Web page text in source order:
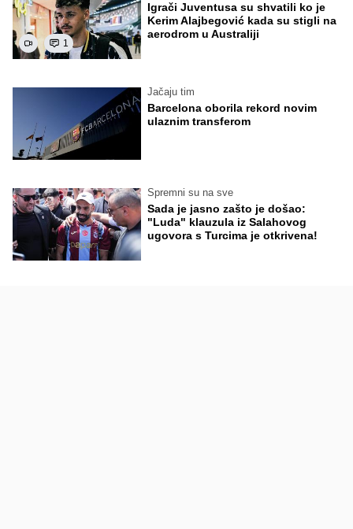
1
Igrači Juventusa su shvatili ko je
Kerim Alajbegović kada su stigli na
aerodrom u Australiji
Jačaju tim
Barcelona oborila rekord novim
ulaznim transferom
Spremni su na sve
Sada je jasno zašto je došao:
"Luda" klauzula iz Salahovog
ugovora s Turcima je otkrivena!